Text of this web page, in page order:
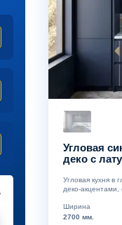
Угловая
деко с
Угловая кухня в
деко-акцентами,
Ширина
2700 мм.